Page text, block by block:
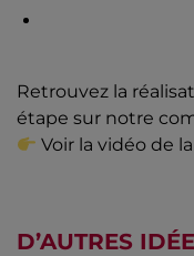
Retrouvez la
étape sur notre
Voir la vidéo de
D’AUTRES